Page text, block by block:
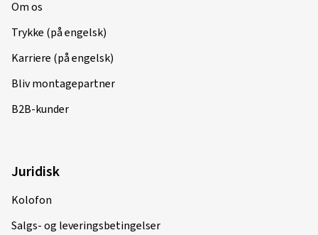
Om os
Trykke (på engelsk)
Karriere (på engelsk)
Bliv montagepartner
B2B-kunder
Juridisk
Kolofon
Salgs- og leveringsbetingelser